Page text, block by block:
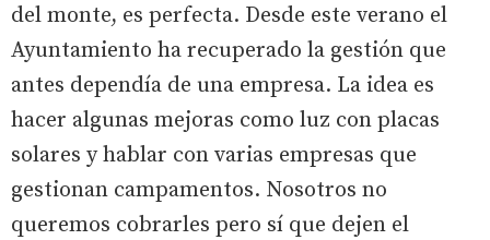
del monte, es perfecta. Desde este verano el
Ayuntamiento ha recuperado la gestión que
antes dependía de una empresa. La idea es
hacer algunas mejoras como luz con placas
solares y hablar con varias empresas que
gestionan campamentos. Nosotros no
queremos cobrarles pero sí que dejen el